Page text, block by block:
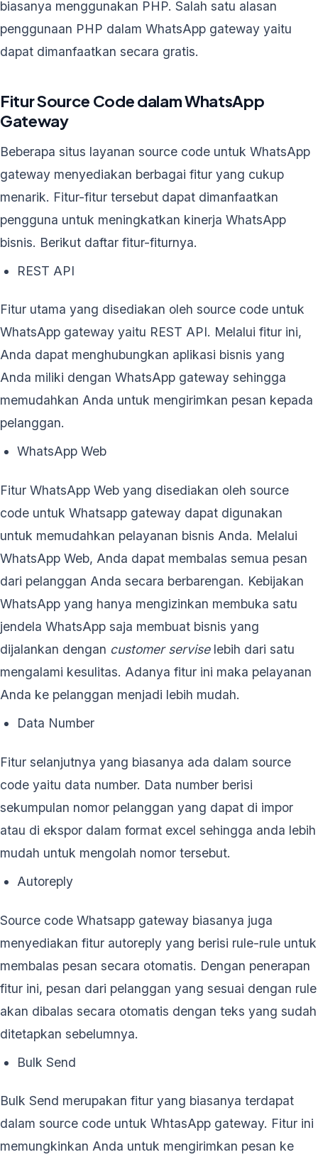
biasanya menggunakan PHP. Salah satu alasan
penggunaan PHP dalam WhatsApp gateway yaitu
dapat dimanfaatkan secara gratis.
Fitur Source Code dalam WhatsApp
Gateway
Beberapa situs layanan source code untuk WhatsApp
gateway menyediakan berbagai fitur yang cukup
menarik. Fitur-fitur tersebut dapat dimanfaatkan
pengguna untuk meningkatkan kinerja WhatsApp
bisnis. Berikut daftar fitur-fiturnya.
REST API
Fitur utama yang disediakan oleh source code untuk
WhatsApp gateway yaitu REST API. Melalui fitur ini,
Anda dapat menghubungkan aplikasi bisnis yang
Anda miliki dengan WhatsApp gateway sehingga
memudahkan Anda untuk mengirimkan pesan kepada
pelanggan.
WhatsApp Web
Fitur WhatsApp Web yang disediakan oleh source
code untuk Whatsapp gateway dapat digunakan
untuk memudahkan pelayanan bisnis Anda. Melalui
WhatsApp Web, Anda dapat membalas semua pesan
dari pelanggan Anda secara berbarengan. Kebijakan
WhatsApp yang hanya mengizinkan membuka satu
jendela WhatsApp saja membuat bisnis yang
dijalankan dengan customer serviselebih dari satu
mengalami kesulitas. Adanya fitur ini maka pelayanan
Anda ke pelanggan menjadi lebih mudah.
Data Number
Fitur selanjutnya yang biasanya ada dalam source
code yaitu data number. Data number berisi
sekumpulan nomor pelanggan yang dapat di impor
atau di ekspor dalam format excel sehingga anda lebih
mudah untuk mengolah nomor tersebut.
Autoreply
Source code Whatsapp gateway biasanya juga
menyediakan fitur autoreply yang berisi rule-rule untuk
membalas pesan secara otomatis. Dengan penerapan
fitur ini, pesan dari pelanggan yang sesuai dengan rule
akan dibalas secara otomatis dengan teks yang sudah
ditetapkan sebelumnya.
Bulk Send
Bulk Send merupakan fitur yang biasanya terdapat
dalam source code untuk WhtasApp gateway. Fitur ini
memungkinkan Anda untuk mengirimkan pesan ke